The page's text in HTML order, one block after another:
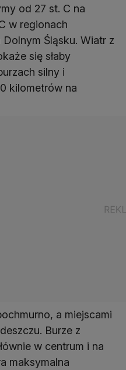
od 27 st. C na
w regionach
Śląsku. Wiatr z
się słaby
silny i
kilometrów na
a miejscami
Burze z
w centrum i na
maksymalna